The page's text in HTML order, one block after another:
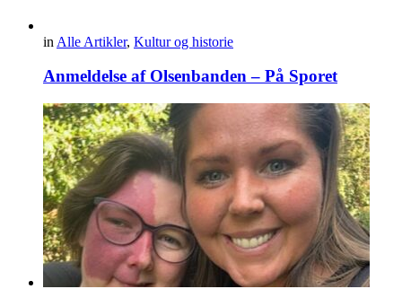
in Alle Artikler, Kultur og historie
Anmeldelse af Olsenbanden – På Sporet